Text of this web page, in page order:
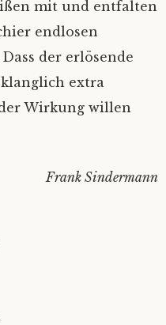
mit und entfalten
endlosen
der erlösende
extra
Wirkung willen
Frank Sindermann